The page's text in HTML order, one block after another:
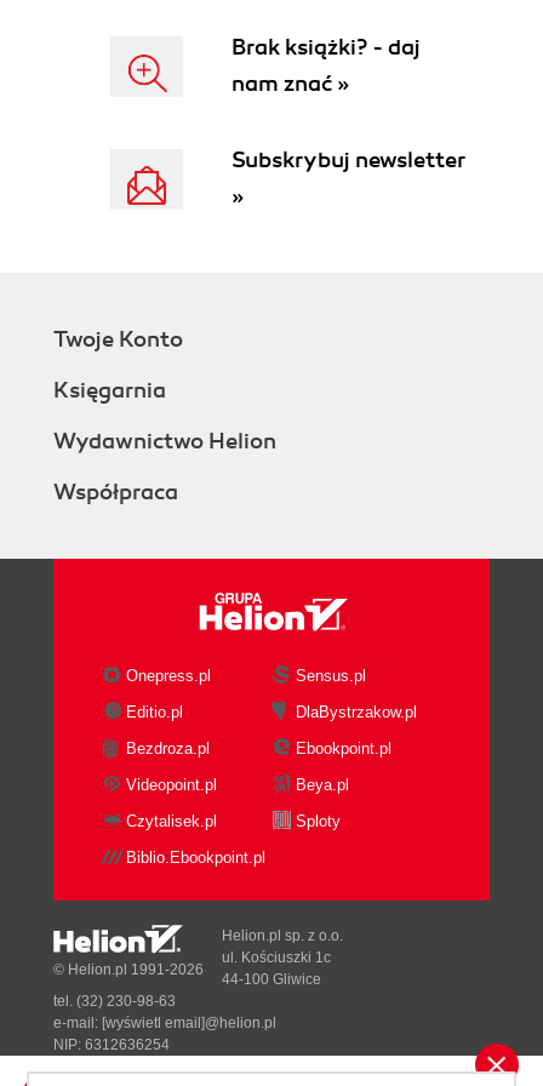
Brak książki? - daj
nam znać »
Subskrybuj newsletter
»
Twoje Konto
Księgarnia
Wydawnictwo Helion
Współpraca
Onepress.pl
Sensus.pl
Editio.pl
DlaBystrzakow.pl
Bezdroza.pl
Ebookpoint.pl
Videopoint.pl
Beya.pl
Czytalisek.pl
Sploty
Biblio.Ebookpoint.pl
© Helion.pl 1991-2026
Helion.pl sp. z o.o.
ul. Kościuszki 1c
44-100 Gliwice
tel. (32) 230-98-63
e-mail: [wyświetl email]@helion.pl
NIP: 6312636254